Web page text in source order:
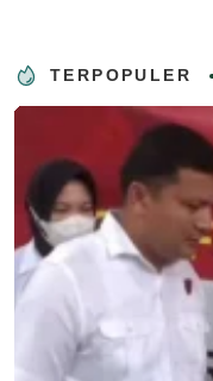
TERPOPULER